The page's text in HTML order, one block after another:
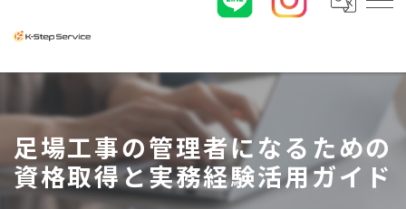
足場工事の管理者になるための
資格取得と実務経験活用ガイド